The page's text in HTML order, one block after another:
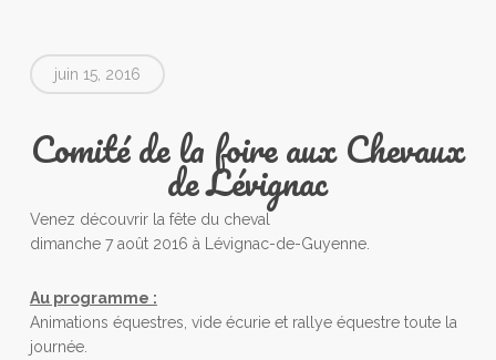
juin 15, 2016
Comité de la foire aux Chevaux
de Lévignac
Venez découvrir la fête du cheval
dimanche 7 août 2016 à Lévignac-de-Guyenne.
Au programme :
Animations équestres, vide écurie et rallye équestre toute la
journée.